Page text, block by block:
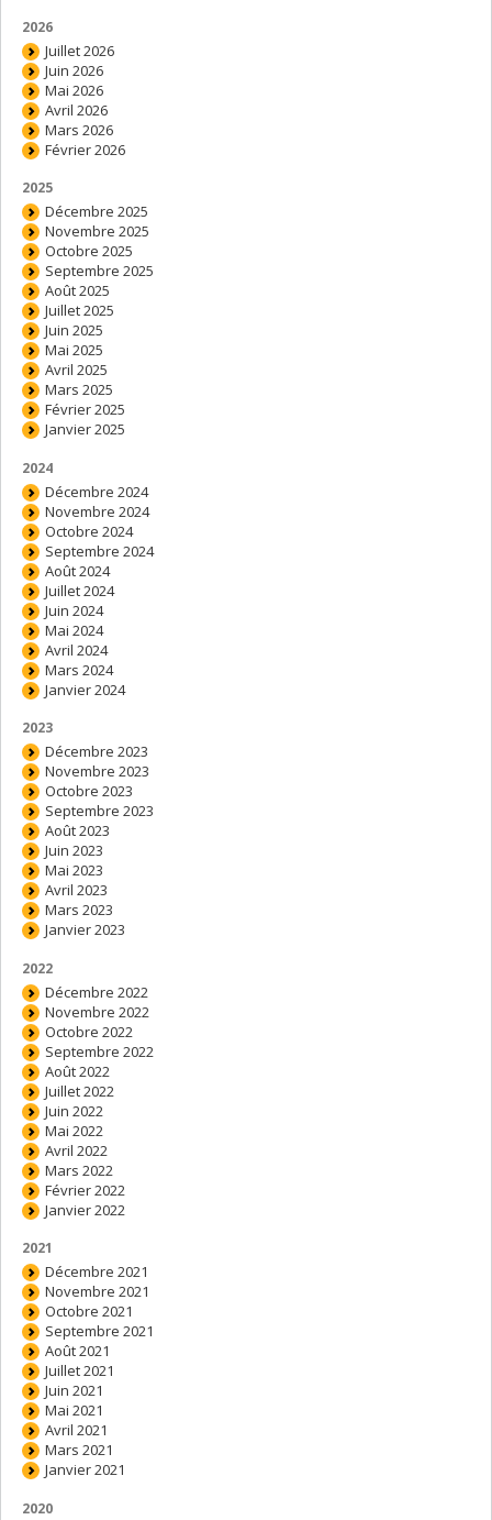
2026
Juillet 2026
Juin 2026
Mai 2026
Avril 2026
Mars 2026
Février 2026
2025
Décembre 2025
Novembre 2025
Octobre 2025
Septembre 2025
Août 2025
Juillet 2025
Juin 2025
Mai 2025
Avril 2025
Mars 2025
Février 2025
Janvier 2025
2024
Décembre 2024
Novembre 2024
Octobre 2024
Septembre 2024
Août 2024
Juillet 2024
Juin 2024
Mai 2024
Avril 2024
Mars 2024
Janvier 2024
2023
Décembre 2023
Novembre 2023
Octobre 2023
Septembre 2023
Août 2023
Juin 2023
Mai 2023
Avril 2023
Mars 2023
Janvier 2023
2022
Décembre 2022
Novembre 2022
Octobre 2022
Septembre 2022
Août 2022
Juillet 2022
Juin 2022
Mai 2022
Avril 2022
Mars 2022
Février 2022
Janvier 2022
2021
Décembre 2021
Novembre 2021
Octobre 2021
Septembre 2021
Août 2021
Juillet 2021
Juin 2021
Mai 2021
Avril 2021
Mars 2021
Janvier 2021
2020